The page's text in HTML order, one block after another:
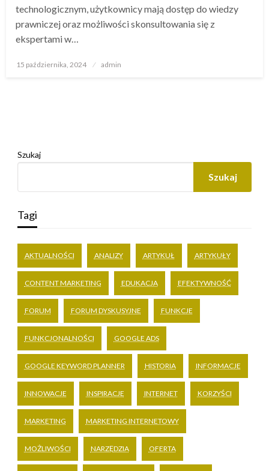
technologicznym, użytkownicy mają dostęp do wiedzy
prawniczej oraz możliwości skonsultowania się z
ekspertami w…
Opublikowane
15 października, 2024 admin
Szukaj
Szukaj
Tagi
AKTUALNOŚCI ANALIZY ARTYKUŁ ARTYKUŁY
CONTENT MARKETING EDUKACJA EFEKTYWNOŚĆ
FORUM FORUM DYSKUSYJNE FUNKCJE
FUNKCJONALNOŚCI GOOGLE ADS
GOOGLE KEYWORD PLANNER HISTORIA INFORMACJE
INNOWACJE INSPIRACJE INTERNET KORZYŚCI
MARKETING MARKETING INTERNETOWY
MOŻLIWOŚCI NARZĘDZIA OFERTA